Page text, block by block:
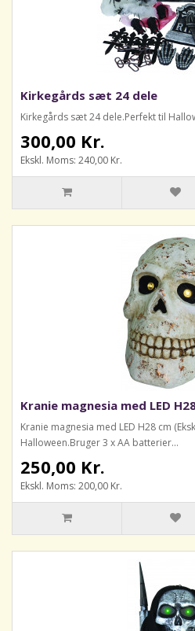
Kirkegårds sæt 24 dele
Kirkegårds sæt 24 dele.Perfekt til
300,00 Kr.
Ekskl. Moms: 240,00 Kr.
Kranie magnesia med LED
Kranie magnesia med LED H28 cm
Halloween.Bruger 3 x AA batterier...
250,00 Kr.
Ekskl. Moms: 200,00 Kr.